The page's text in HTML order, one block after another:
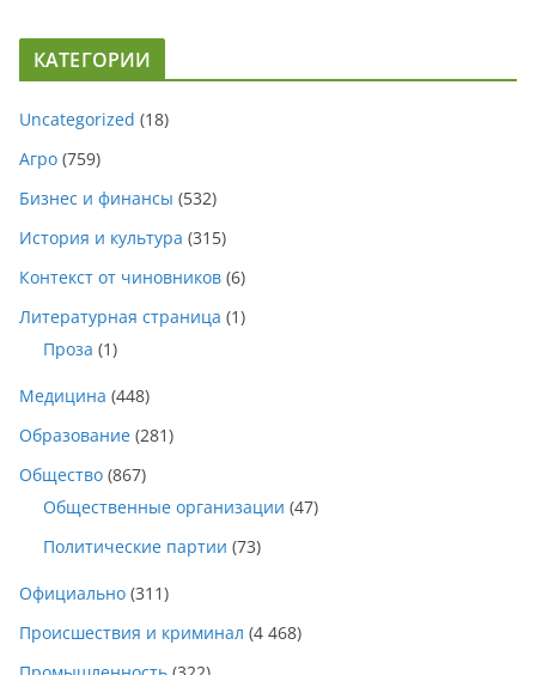
КАТЕГОРИИ
Uncategorized (18)
Агро (759)
Бизнес и финансы (532)
История и культура (315)
Контекст от чиновников (6)
Литературная страница (1)
Проза (1)
Медицина (448)
Образование (281)
Общество (867)
Общественные организации (47)
Политические партии (73)
Официально (311)
Происшествия и криминал (4 468)